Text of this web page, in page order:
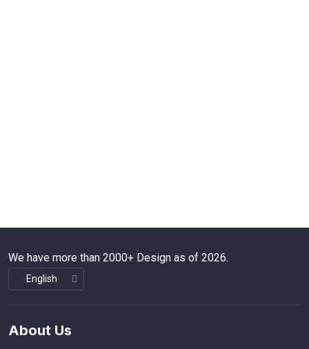
We have more than 2000+ Design as of 2026.
About Us